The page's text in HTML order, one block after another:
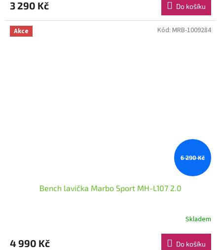
3 290 Kč Do košíku
Akce
6 290 Kč
Bench lavička Marbo Sport MH-L107 2.0
Skladem
4 990 Kč Do košíku
Kód: MRB-1009284